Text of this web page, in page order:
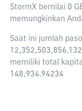
StormX bernilai 0
memungkinkan
Saat ini jumlah
memiliki total
148,934.94234